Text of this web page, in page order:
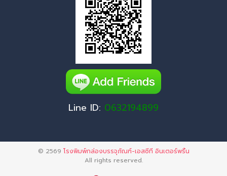
Line ID: 0632194899
© 2569 โรงพิมพ์กล่องบรรจุภัณฑ์-เอสซีที อินเตอร์พริ้น
All rights reserved.